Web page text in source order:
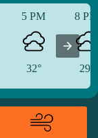
5 PM
32°
8
29°